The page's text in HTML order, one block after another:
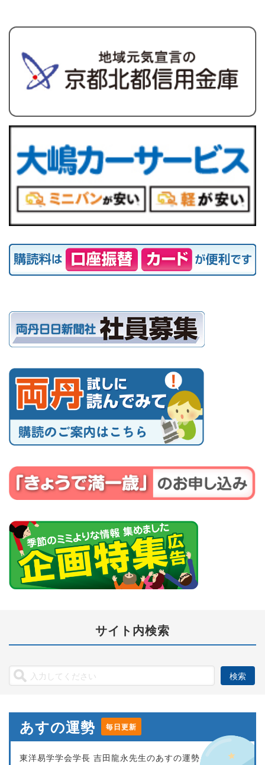
サイト内検索
あすの運勢 毎日更新
東洋易学学会学長 吉田龍永先生のあすの運勢